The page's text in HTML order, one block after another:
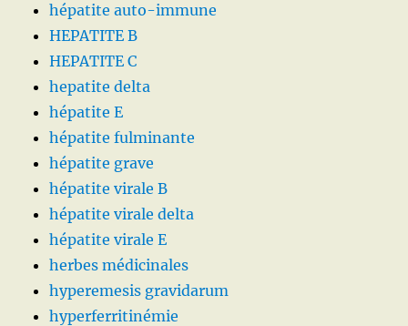
hépatite auto-immune
HEPATITE B
HEPATITE C
hepatite delta
hépatite E
hépatite fulminante
hépatite grave
hépatite virale B
hépatite virale delta
hépatite virale E
herbes médicinales
hyperemesis gravidarum
hyperferritinémie